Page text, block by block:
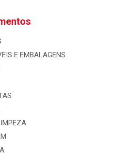
E EMBALAGENS